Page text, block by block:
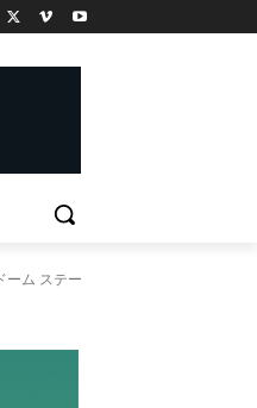
ーム ステー